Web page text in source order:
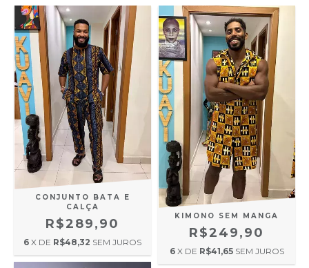
CONJUNTO BATA E
CALÇA
R$289,90
6 X DE R$48,32 SEM JUROS
KIMONO SEM MANGA
R$249,90
6 X DE R$41,65 SEM JUROS